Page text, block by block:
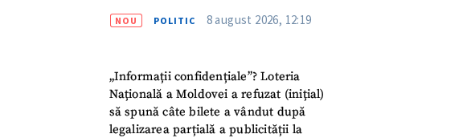
NOU POLITIC 8 august 2026, 12:19
„Informații confidențiale”? Loteria
Națională a Moldovei a refuzat (inițial)
să spună câte bilete a vândut după
legalizarea parțială a publicității la
+ Numele meu